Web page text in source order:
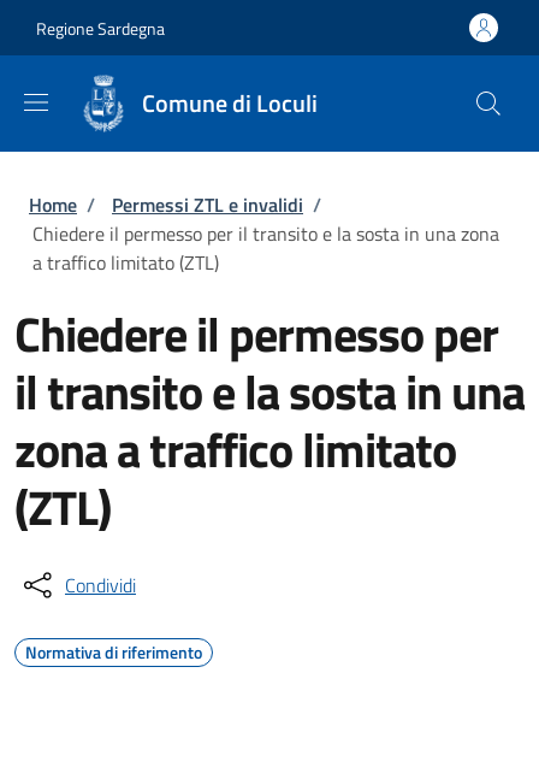
Regione Sardegna
Comune di Loculi
Briciole di pane
Home / Permessi ZTL e invalidi /
Chiedere il permesso per il transito e la sosta in una zona
a traffico limitato (ZTL)
Chiedere il permesso per
il transito e la sosta in una
zona a traffico limitato
(ZTL)
Condividi
Normativa di riferimento